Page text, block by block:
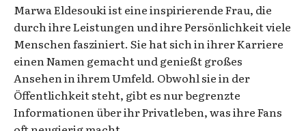
Marwa Eldesouki ist eine inspirierende Frau, die
durch ihre Leistungen und ihre Persönlichkeit viele
Menschen fasziniert. Sie hat sich in ihrer Karriere
einen Namen gemacht und genießt großes
Ansehen in ihrem Umfeld. Obwohl sie in der
Öffentlichkeit steht, gibt es nur begrenzte
Informationen über ihr Privatleben, was ihre Fans